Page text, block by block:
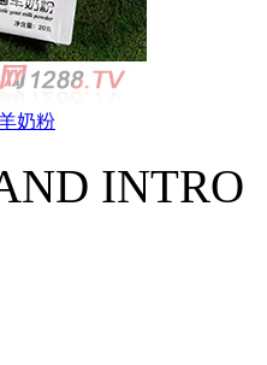
奶粉
INTRO